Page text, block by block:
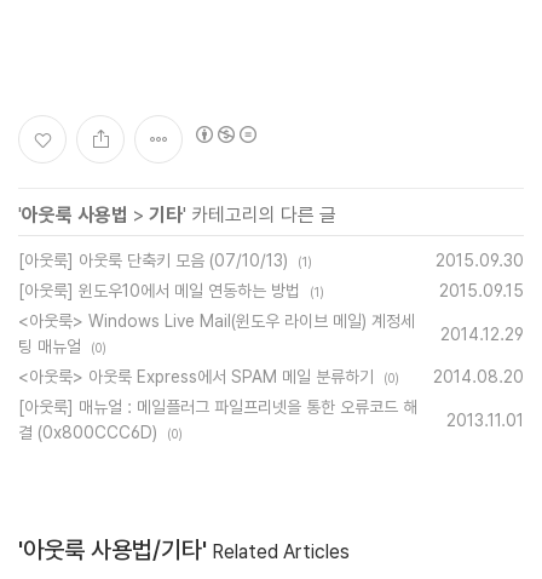
'아웃룩 사용법 > 기타' 카테고리의 다른 글
[아웃룩] 아웃룩 단축키 모음 (07/10/13) (1)
2015.09.30
[아웃룩] 윈도우10에서 메일 연동하는 방법
(1)
2015.09.15
<아웃룩> Windows Live Mail(윈도우 라이브 메일) 계정세
팅 매뉴얼
(0)
2014.12.29
<아웃룩> 아웃룩 Express에서 SPAM 메일 분류하기 (0)
2014.08.20
[아웃룩] 매뉴얼 : 메일플러그 파일프리넷을 통한 오류코드 해
결 (0x800CCC6D)
(0)
2013.11.01
'아웃룩 사용법/기타' Related Articles